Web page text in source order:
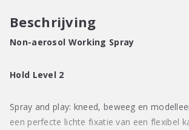
Beschrijving
Non-aerosol Working Spray
Hold Level 2
Spray and play: kneed, beweeg en
een perfecte lichte fixatie van een flexibel